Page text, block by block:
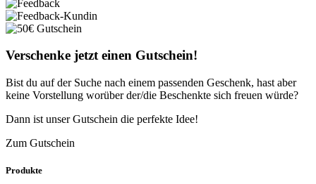
Verschenke jetzt einen Gutschein!
Bist du auf der Suche nach einem passenden Geschenk, hast aber
keine Vorstellung worüber der/die Beschenkte sich freuen würde?
Dann ist unser Gutschein die perfekte Idee!
Zum Gutschein
Produkte